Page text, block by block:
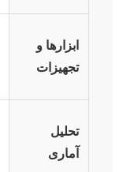
ابزارها و
تجهیزات
تحلیل
آماری